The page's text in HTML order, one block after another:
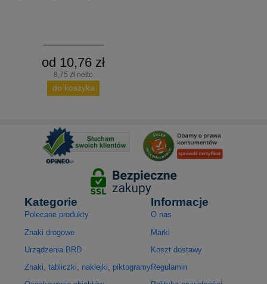
od 10,76 zł
8,75 zł netto
do koszyka
Kategorie
Polecane produkty
Znaki drogowe
Urządzenia BRD
Znaki, tabliczki, naklejki, piktogramy
Informacje
O nas
Marki
Koszt dostawy
Regulamin